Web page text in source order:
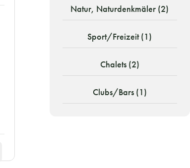
Natur, Naturdenkmäler (2)
Sport/Freizeit (1)
Chalets (2)
Clubs/Bars (1)